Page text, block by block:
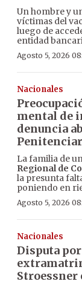
Un hombre y
víctimas del
luego de
entidad
Agosto 5, 2026
Nacionales
mental de
denuncia
La familia de
Regional de
la presunta
poniendo en
Agosto 5, 2026
Nacionales
Disputa
Stroessner